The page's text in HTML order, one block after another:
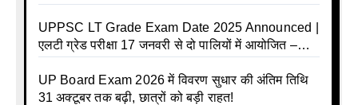
UPPSC LT Grade Exam Date 2025 Announced |
एलटी ग्रेड परीक्षा 17 जनवरी से दो पालियों में आयोजित –
UP Board Exam 2026 में विवरण सुधार की अंतिम तिथि
31 अक्टूबर तक बढ़ी, छात्रों को बड़ी राहत!